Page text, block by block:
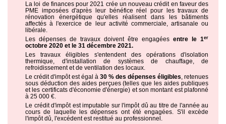
La loi de finances pour 2021 crée un nouveau crédit en faveur des
PME imposées d'après leur bénéfice réel pour les travaux de
rénovation énergétique qu'elles réalisent dans les bâtiments
affectés à l'exercice de leur activité commerciale, artisanale ou
libérale.
Les dépenses de travaux doivent être engagées entre le 1er
octobre 2020 et le 31 décembre 2021.
Les travaux éligibles s'entendent des opérations d'isolation
thermique, d'installation de systèmes de chauffage, de
refroidissement et de ventilation des locaux.
Le crédit d'impôt est égal à 30 % des dépenses éligibles, retenues
sous déduction des aides perçues (telles que les aides publiques
et les certificats d'économie d'énergie) et son montant est plafonné
à 25 000 €.
Le crédit d'impôt est imputable sur l'impôt dû au titre de l'année au
cours de laquelle les dépenses ont été engagées. S'il excède
l'impôt dû, l'excédent est restitué au professionnel.